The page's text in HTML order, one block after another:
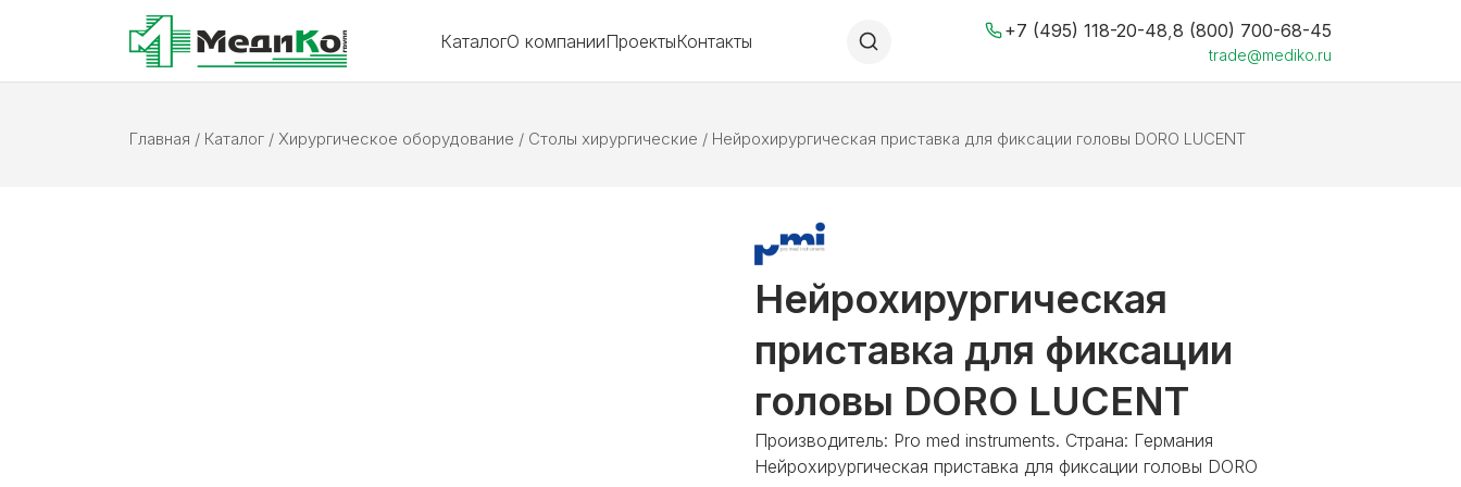
КаталогО компанииПроектыКонтакты
+7 (495) 118-20-48 8 (800) 700-68-45
trade@mediko.ru
Главная / Каталог / Хирургическое оборудование / Столы хирургические / Нейрохирургическая приставка для фиксации головы DORO LUCENT
Нейрохирургическая
приставка для фиксации
головы DORO LUCENT
Производитель: Pro med instruments. Страна: Германия
Нейрохирургическая приставка для фиксации головы DORO